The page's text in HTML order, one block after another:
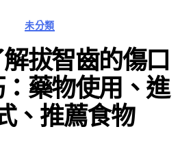
分
類
未分類
拔智齒的傷口
藥物使用、進
、推薦食物